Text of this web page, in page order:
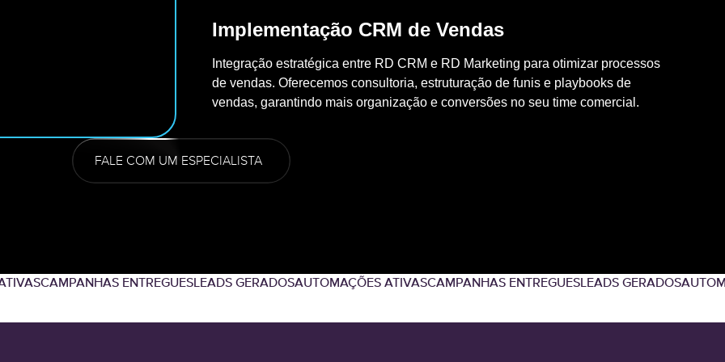
Implementação CRM de Vendas
Integração estratégica entre RD CRM e RD Marketing para otimizar processos
de vendas. Oferecemos consultoria, estruturação de funis e playbooks de
vendas, garantindo mais organização e conversões no seu time comercial.
FALE COM UM ESPECIALISTA
CAMPANHAS ENTREGUESLEADS GERADOSAUTOMAÇÕES ATIVASCAMPANHAS ENTREGUESLEADS GERADOS